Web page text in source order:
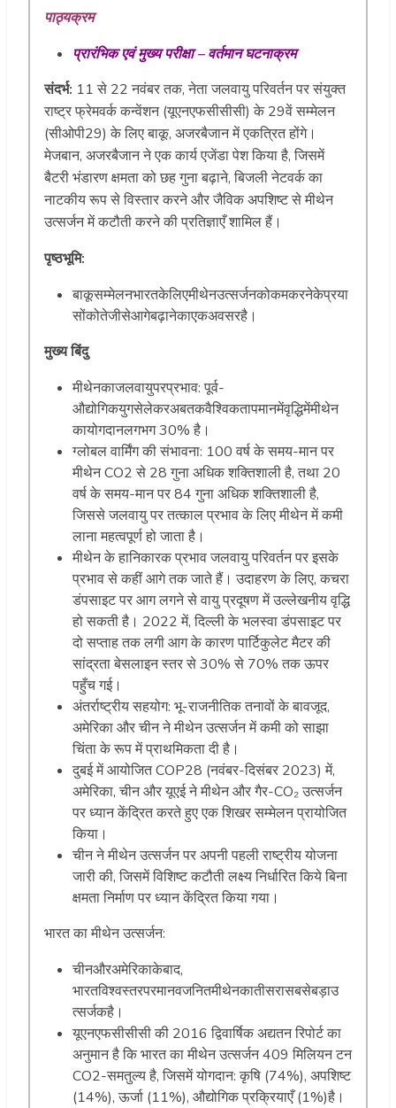
पाठ्यक्रम
प्रारंभिक एवं मुख्य परीक्षा–वर्तमान घटनाक्रम
संदर्भ: 11 से 22 नवंबर तक, नेता जलवायु परिवर्तन पर संयुक्त
राष्ट्र फ्रेमवर्क कन्वेंशन (यूएनएफसीसीसी) के 29वें सम्मेलन
(सीओपी29) के लिए बाकू, अजरबैजान में एकत्रित होंगे।
मेजबान, अजरबैजान ने एक कार्य एजेंडा पेश किया है, जिसमें
बैटरी भंडारण क्षमता को छह गुना बढ़ाने, बिजली नेटवर्क का
नाटकीय रूप से विस्तार करने और जैविक अपशिष्ट से मीथेन
उत्सर्जन में कटौती करने की प्रतिज्ञाएँ शामिल हैं।
पृष्ठभूमि:
बाकूसम्मेलनभारतकेलिएमीथेनउत्सर्जनकोकमकरनेकेप्रया
सोंकोतेजीसेआगेबढ़ानेकाएकअवसरहै।
मुख्य बिंदु
मीथेनकाजलवायुपरप्रभाव: पूर्व-
औद्योगिकयुगसेलेकरअबतकवैश्विकतापमानमेंवृद्धिमेंमीथेन
कायोगदानलगभग 30% है।
ग्लोबल वार्मिंग की संभावना: 100 वर्ष के समय-मान पर
मीथेन CO2 से 28 गुना अधिक शक्तिशाली है, तथा 20
वर्ष के समय-मान पर 84 गुना अधिक शक्तिशाली है,
जिससे जलवायु पर तत्काल प्रभाव के लिए मीथेन में कमी
लाना महत्वपूर्ण हो जाता है।
मीथेन के हानिकारक प्रभाव जलवायु परिवर्तन पर इसके
प्रभाव से कहीं आगे तक जाते हैं। उदाहरण के लिए, कचरा
डंपसाइट पर आग लगने से वायु प्रदूषण में उल्लेखनीय वृद्धि
हो सकती है। 2022 में, दिल्ली के भलस्वा डंपसाइट पर
दो सप्ताह तक लगी आग के कारण पार्टिकुलेट मैटर की
सांद्रता बेसलाइन स्तर से 30% से 70% तक ऊपर
पहुँच गई।
अंतर्राष्ट्रीय सहयोग: भू-राजनीतिक तनावों के बावजूद,
अमेरिका और चीन ने मीथेन उत्सर्जन में कमी को साझा
चिंता के रूप में प्राथमिकता दी है।
दुबई में आयोजित COP28 (नवंबर-दिसंबर 2023) में,
अमेरिका, चीन और यूएई ने मीथेन और गैर-CO₂ उत्सर्जन
पर ध्यान केंद्रित करते हुए एक शिखर सम्मेलन प्रायोजित
किया।
चीन ने मीथेन उत्सर्जन पर अपनी पहली राष्ट्रीय योजना
जारी की, जिसमें विशिष्ट कटौती लक्ष्य निर्धारित किये बिना
क्षमता निर्माण पर ध्यान केंद्रित किया गया।
भारत का मीथेन उत्सर्जन:
चीनऔरअमेरिकाकेबाद,
भारतविश्वस्तरपरमानवजनितमीथेनकातीसरासबसेबड़ाउ
त्सर्जकहै।
यूएनएफसीसीसी की 2016 द्विवार्षिक अद्यतन रिपोर्ट का
अनुमान है कि भारत का मीथेन उत्सर्जन 409 मिलियन टन
CO2-समतुल्य है, जिसमें योगदान: कृषि (74%), अपशिष्ट
(14%), ऊर्जा (11%), औद्योगिक प्रक्रियाएँ (1%)है।